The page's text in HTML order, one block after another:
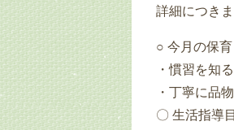
詳細につき
○ 今月の保
・慣習を知る
・丁寧に品
〇 生活指導